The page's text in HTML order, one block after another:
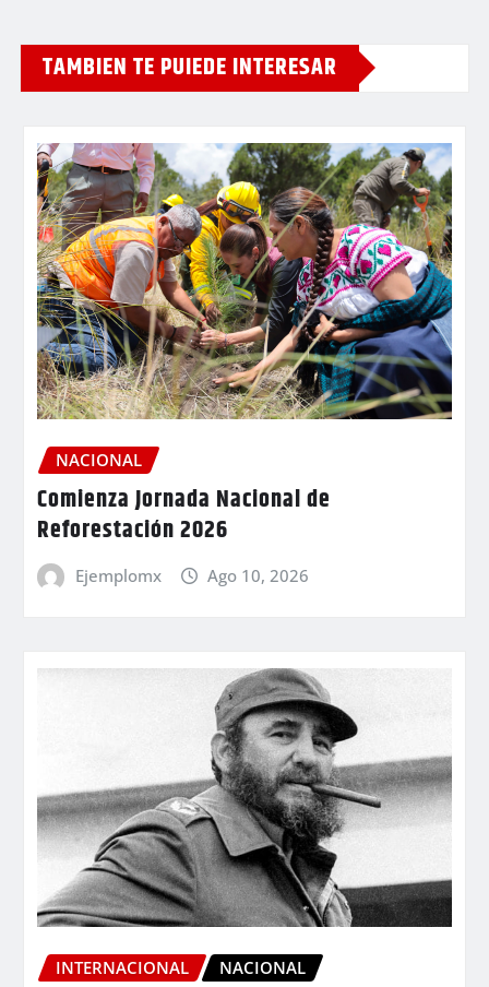
TAMBIEN TE PUIEDE INTERESAR
NACIONAL
Comienza Jornada Nacional de
Reforestación 2026
Ejemplomx Ago 10, 2026
INTERNACIONAL NACIONAL